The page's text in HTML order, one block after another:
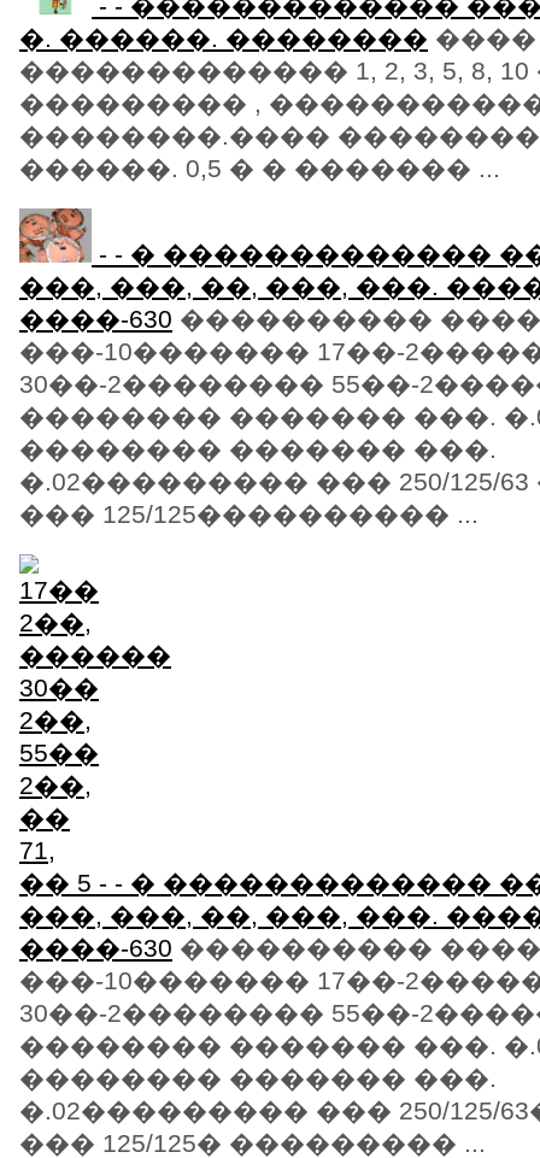
�. ������. �������� ����
������������� 1, 2, 3, 5, 8, 10
��������� ,
��������.����
������. 0,5 � � ������� ...
- - � �������������
���, ���, ��, ���, ���.
����-630 ���������� ����
���-10������� 17��-
30��-2�������� 55��-
�������� ������� ���.
�������� ������� ���.
�.02��������� ��� 250/125/
��� 125/125���������� ...
- - � �������������
���, ���, ��, ���, ���.
����-630 ���������� ����
���-10������� 17��-
30��-2�������� 55��-
�������� ������� ���.
�������� ������� ���.
�.02��������� ��� 250/125/
��� 125/125� ��������� ...